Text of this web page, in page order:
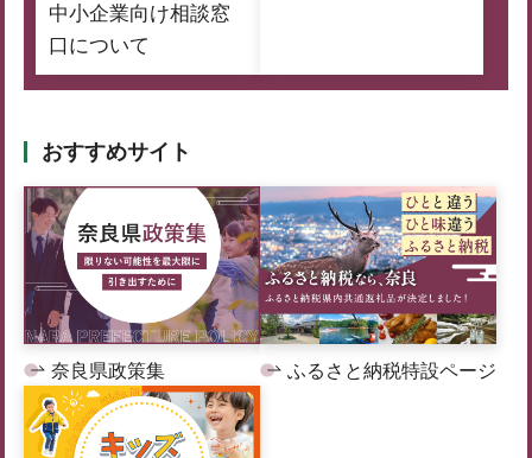
中小企業向け相談窓
口について
おすすめサイト
奈良県政策集 ふるさと納税特設ページ